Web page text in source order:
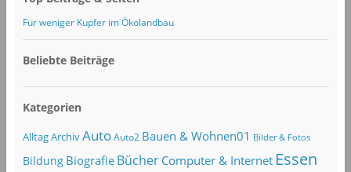
Für weniger Kupfer im Ökolandbau
Beliebte Beiträge
Kategorien
AlltagArchivAuto Auto2 Bauen & Wohnen01 Bilder & Fotos
Bildung Biografie Bücher Computer & Internet Essen